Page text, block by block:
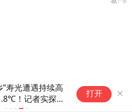
寿光遭遇持续高
！记者实探蔬
“蒸笼”，有村民
打开
说那条